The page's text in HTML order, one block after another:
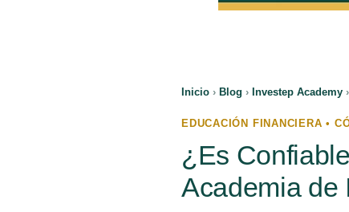
Inicio › Blog › Investep Academy ›
EDUCACIÓN FINANCIERA •
¿Es
Academia de